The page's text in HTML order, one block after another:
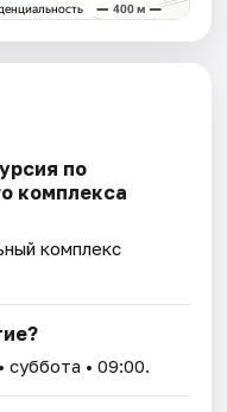
по
комплекса
комплекс
• суббота • 09:00.